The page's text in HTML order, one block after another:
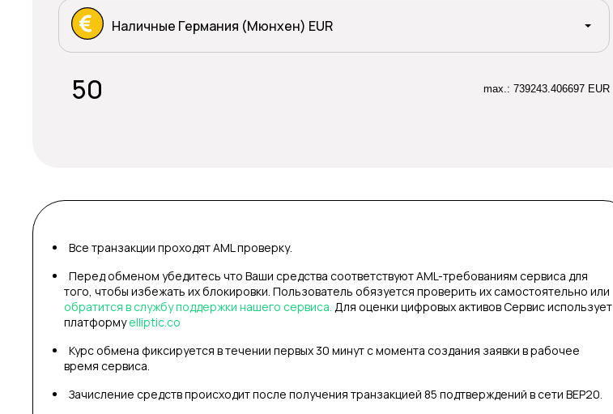
Наличные Германия (Мюнхен) EUR
max.: 739243.406697 EUR
Все транзакции проходят AML проверку.
Перед обменом убедитесь что Ваши средства соответствуют AML-требованиям сервиса для
того, чтобы избежать их блокировки. Пользователь обязуется проверить их самостоятельно или
обратится в службу поддержки нашего сервиса. Для оценки цифровых активов Сервис использует
платформуelliptic.co
Курс обмена фиксируется в течении первых 30 минут с момента создания заявки в рабочее
время сервиса.
Зачисление средств происходит после получения транзакцией 85 подтверждений в сети BEP20.